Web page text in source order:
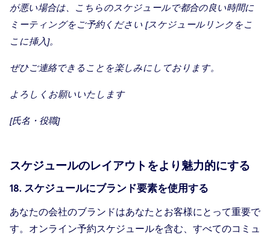
が悪い場合は、こちらのスケジュールで都合の良い時間に
ミーティングをご予約ください [スケジュールリンクをこ
こに挿入]。
ぜひご連絡できることを楽しみにしております。
よろしくお願いいたします
[氏名・役職]
スケジュールのレイアウトをより魅力的にする
18. スケジュールにブランド要素を使用する
あなたの会社のブランドはあなたとお客様にとって重要で
す。オンライン予約スケジュールを含む、すべてのコミュ